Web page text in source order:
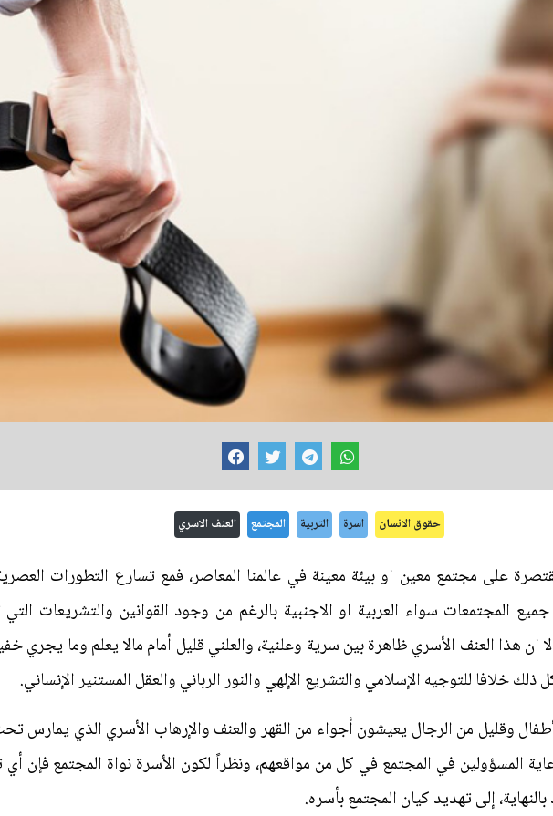
حقوق الانسان اسرة التربية المجتمع العنف الاسري
على مجتمع معين او بيئة معينة في عالمنا المعاصر، فمع تسارع التطورات
المجتمعات سواء العربية او الاجنبية بالرغم من وجود القوانين والتشريعات
ان هذا العنف الأسري ظاهرة بين سرية وعلنية، والعلني قليل أمام مالا يعلم وما يجري
ذلك خلافا للتوجيه الإسلامي والتشريع الإلهي والنور الرباني والعقل المستنير الإنساني.
وقليل من الرجال يعيشون أجواء من القهر والعنف والإرهاب الأسري الذي يمارس
المسؤولين في المجتمع في كل من مواقعهم، ونظراً لكون الأسرة نواة المجتمع فإن
إلى تهديد كيان المجتمع بأسره.